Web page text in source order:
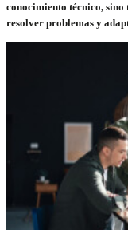
conocimiento técnico,
resolver problemas y